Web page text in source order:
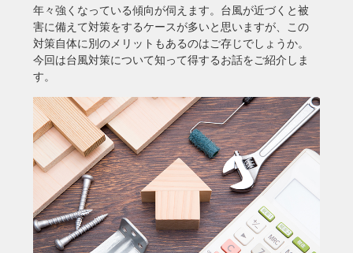
年々強くなっている傾向が伺えます。台風が近づくと被
害に備えて対策をするケースが多いと思いますが、この
対策自体に別のメリットもあるのはご存じでしょうか。
今回は台風対策について知って得するお話をご紹介しま
す。